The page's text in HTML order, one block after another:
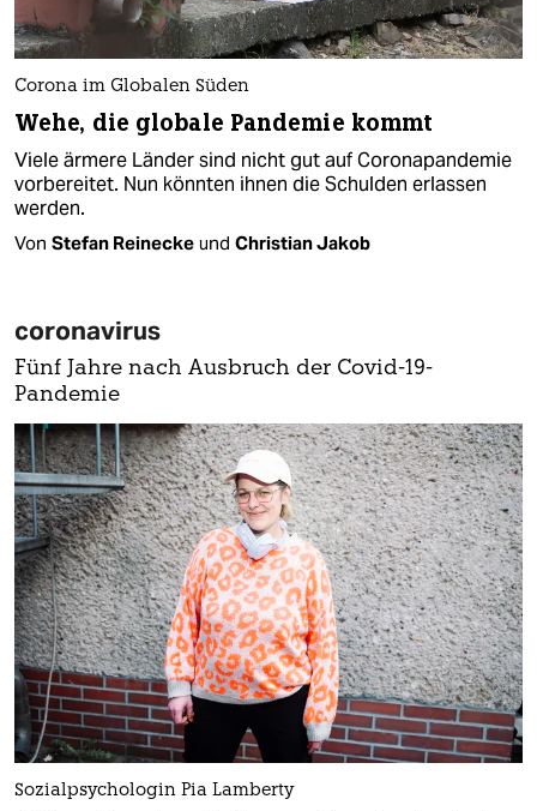
Corona im Globalen Süden
Wehe, die globale Pandemie kommt
Viele ärmere Länder sind nicht gut auf Coronapandemie
vorbereitet. Nun könnten ihnen die Schulden erlassen
werden.
Von Stefan Reinecke und Christian Jakob
coronavirus
Fünf Jahre nach Ausbruch der Covid-19-
Pandemie
Sozialpsychologin Pia Lamberty